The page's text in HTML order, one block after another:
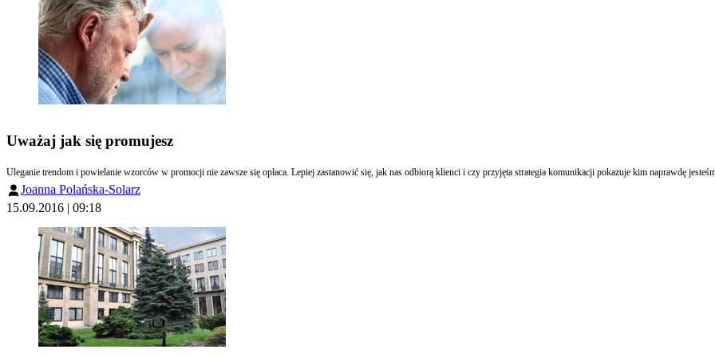
Uważaj jak się promujesz
Uleganie trendom i powielanie wzorców w promocji nie zawsze się opłaca. Lepiej zastanowić się, jak nas odbiorą klienci i czy przyjęta strategia komunikacji pokazuje kim naprawdę
Joanna Polańska-Solarz
15.09.2016 | 09:18